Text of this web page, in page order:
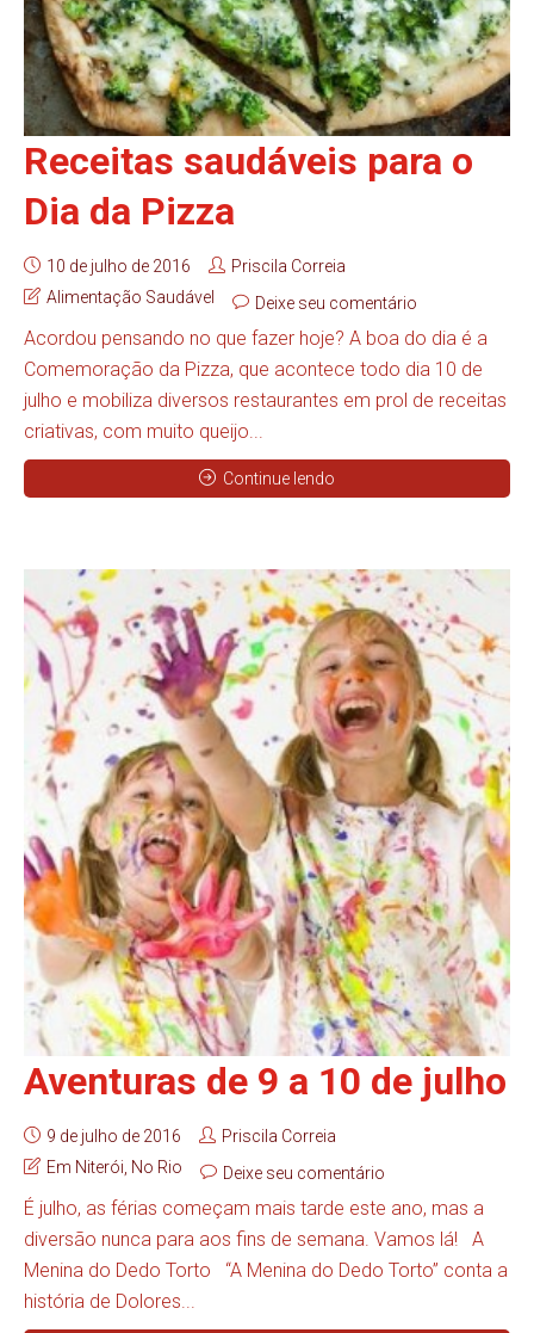
Receitas saudáveis para o
Dia da Pizza
10 de julho de 2016
Priscila Correia
Alimentação Saudável
Deixe seu comentário
Acordou pensando no que fazer hoje? A boa do dia é a
Comemoração da Pizza, que acontece todo dia 10 de
julho e mobiliza diversos restaurantes em prol de receitas
criativas, com muito queijo...
Continue lendo
Aventuras de 9 a 10 de julho
9 de julho de 2016
Priscila Correia
Em Niterói No Rio Deixe seu comentário
É julho, as férias começam mais tarde este ano, mas a
diversão nunca para aos fins de semana. Vamos lá! A
Menina do Dedo Torto “A Menina do Dedo Torto” conta a
história de Dolores...